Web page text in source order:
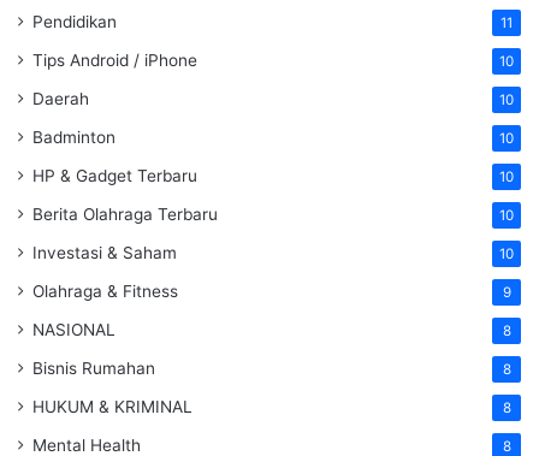
Pendidikan 11
Tips Android / iPhone 10
Daerah 10
Badminton 10
HP & Gadget Terbaru 10
Berita Olahraga Terbaru 10
Investasi & Saham 10
Olahraga & Fitness 9
NASIONAL 8
Bisnis Rumahan 8
HUKUM & KRIMINAL 8
Mental Health 8